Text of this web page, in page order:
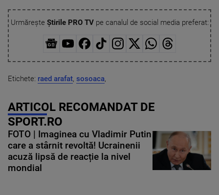
Urmărește Știrile PRO TVpe canalul de social media preferat:
Etichete: raed arafat, sosoaca,
ARTICOL RECOMANDAT DE
SPORT.RO
FOTO | Imaginea cu Vladimir Putin
care a stârnit revoltă! Ucrainenii
acuză lipsă de reacție la nivel
mondial